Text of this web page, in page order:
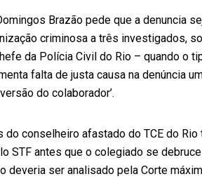
Brazão pede que a denuncia
criminosa a três investigados,
da Polícia Civil do Rio – quando o
falta de justa causa na denúncia
do colaborador’.
do conselheiro afastado do TCE do
STF antes que o colegiado se
deveria ser analisado pela Corte